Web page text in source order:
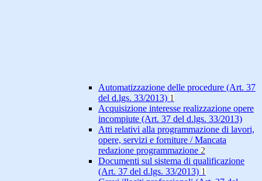
Automatizzazione delle procedure (Art. 37
del d.lgs. 33/2013) 1
Acquisizione interesse realizzazione opere
incompiute (Art. 37 del d.lgs. 33/2013)
Atti relativi alla programmazione di lavori,
opere, servizi e forniture / Mancata
redazione programmazione 2
Documenti sul sistema di qualificazione
(Art. 37 del d.lgs. 33/2013) 1